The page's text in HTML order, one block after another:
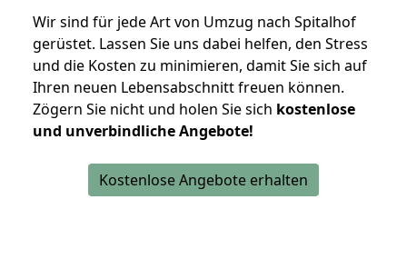
Wir sind für jede Art von Umzug nach Spitalhof
gerüstet. Lassen Sie uns dabei helfen, den Stress
und die Kosten zu minimieren, damit Sie sich auf
Ihren neuen Lebensabschnitt freuen können.
Zögern Sie nicht und holen Sie sich kostenlose
und unverbindliche Angebote!
Kostenlose Angebote erhalten